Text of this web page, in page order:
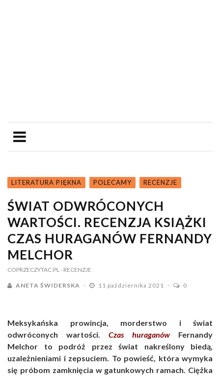
LITERATURA PIĘKNA POLECAMY RECENZJE
ŚWIAT ODWRÓCONYCH
WARTOŚCI. RECENZJA KSIĄŻKI
CZAS HURAGANÓW FERNANDY
MELCHOR
COPRZECZYTAC.PL - RECENZJE
ANETA ŚWIDERSKA 11 października 2021 0
Meksykańska prowincja, morderstwo i świat
odwróconych wartości. Czas huraganów Fernandy
Melchor to podróż przez świat nakreślony biedą,
uzależnieniami i zepsuciem. To powieść, która wymyka
się próbom zamknięcia w gatunkowych ramach. Ciężka